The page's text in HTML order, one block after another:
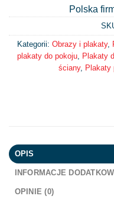
Polska
Kategorii: Obrazy i plakaty,
plakaty do pokoju, Plakaty
ściany, Plakaty
OPIS
INFORMACJE
OPINIE (0)